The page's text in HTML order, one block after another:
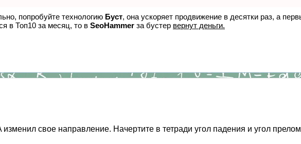
попробуйте технологию Буст, она ускоряет продвижение в десятки раз, а
в Топ10 за месяц, то в SeoHammer за бустер вернут деньги.
свое направление. Начертите в тетради угол падения и угол